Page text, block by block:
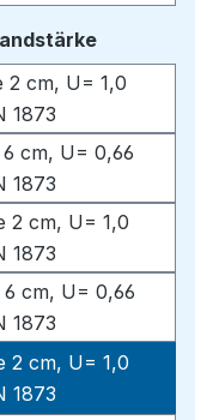
auswählen
2 cm, U= 1,0
1873
cm, U= 0,66
1873
2 cm, U= 1,0
1873
cm, U= 0,66
1873
2 cm, U= 1,0
1873